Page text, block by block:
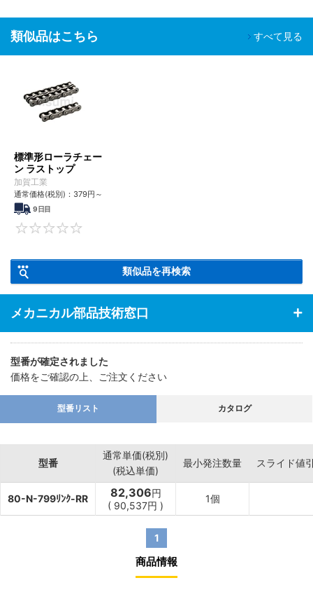
類似品はこちら すべて見る
標準形ローラチェー
ン ラストップ
加賀工業
通常価格(税別)： 379円 ～
9日目
類似品を再検索
メカニカル部品技術窓口
型番が確定されました
価格をご確認の上、ご注文ください
型番リスト カタログ
型番
通常単価(税別)
(税込単価)
最小発注数量 スライド値
80-N-799ﾘﾝｸ-RR 82,306円
( 90,537円 )
1個
1
商品情報